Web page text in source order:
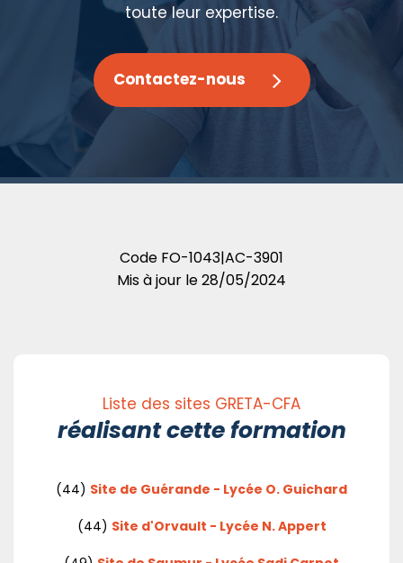
toute leur expertise.
Contactez-nous
Code FO-1043|AC-3901
Mis à jour le28/05/2024
Liste des sites GRETA-CFA
réalisant cette formation
(44) Site de Guérande - Lycée O. Guichard
(44) Site d'Orvault - Lycée N. Appert